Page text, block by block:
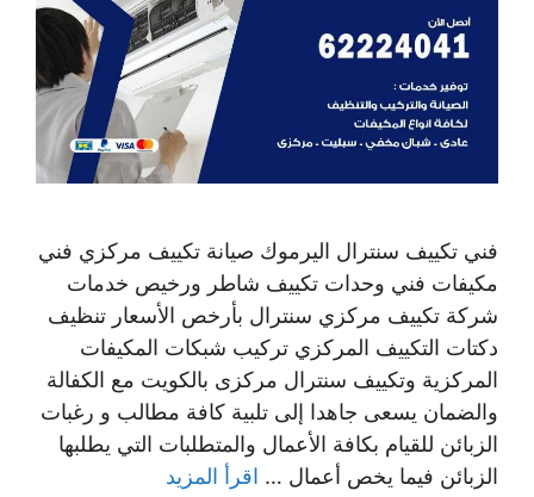
فني تكييف سنترال اليرموك صيانة تكييف مركزي فني
مكيفات فني وحدات تكييف شاطر ورخيص خدمات
شركة تكييف مركزي سنترال بأرخص الأسعار تنظيف
دكتات التكييف المركزي تركيب شبكات المكيفات
المركزية وتكييف سنترال مركزى بالكويت مع الكفالة
والضمان يسعى جاهدا إلى تلبية كافة مطالب و رغبات
الزبائن للقيام بكافة الأعمال والمتطلبات التي يطلبها
الزبائن فيما يخص أعمال … اقرأ المزيد